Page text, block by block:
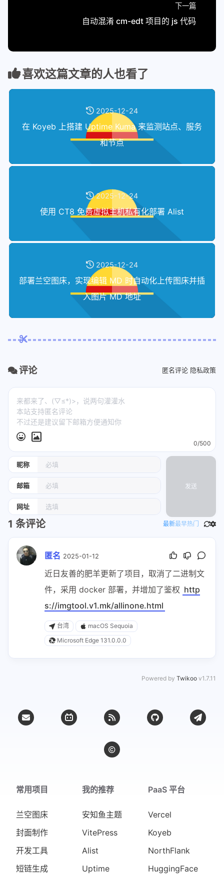
下一篇
自动混淆 cm-edt 项目的 js 代码
喜欢这篇文章的人也看了
2025-12-24
在 Koyeb 上搭建 Uptime Kuma 来监测站点、服务
和节点
2025-12-24
使用 CT8 免费虚拟主机私有化部署 Alist
2025-12-24
部署兰空图床，实现编辑 MD 时自动化上传图床并插
入图片 MD 地址
评论 匿名评论 隐私政策
昵称
邮箱
网址
0/500
发送
1 条评论 最新最早热门
匿名 2025-01-12
近日友善的肥羊更新了项目，取消了二进制文
件，采用 docker 部署，并增加了鉴权 http
s://imgtool.v1.mk/allinone.html
台湾
macOS Sequoia
Microsoft Edge 131.0.0.0
Powered by Twikoo v1.7.11
常用项目
兰空图床
封面制作
开发工具
短链生成
我的推荐
安知鱼主题
VitePress
Alist
Uptime
PaaS 平台
Vercel
Koyeb
NorthFlank
HuggingFace